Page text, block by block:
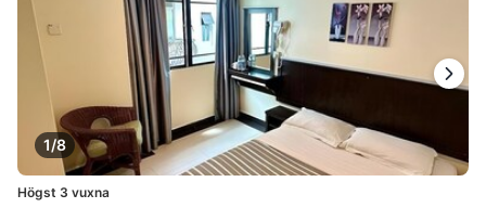
1/8
Högst 3 vuxna